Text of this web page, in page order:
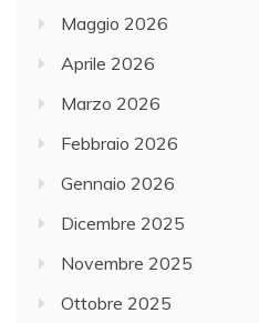
Maggio 2026
Aprile 2026
Marzo 2026
Febbraio 2026
Gennaio 2026
Dicembre 2025
Novembre 2025
Ottobre 2025